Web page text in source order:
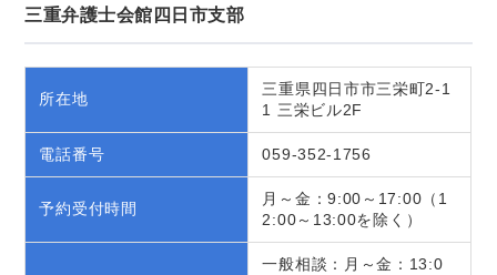
三重弁護士会館四日市支部
所在地
三重県四日市市三栄町2-1
1 三栄ビル2F
電話番号 059-352-1756
予約受付時間
月～金：9:00～17:00（1
2:00～13:00を除く）
一般相談：月～金：13:0